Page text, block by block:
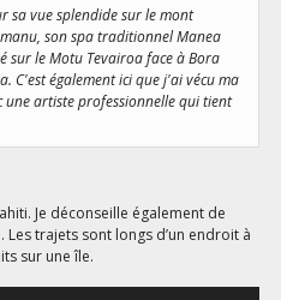
sa vue splendide sur le mont
son spa traditionnel Manea
sur le Motu Tevairoa face à Bora
C'est également ici que j'ai vécu ma
une artiste professionnelle qui tient
Je déconseille également de
Les trajets sont longs d’un endroit à
sur une île.